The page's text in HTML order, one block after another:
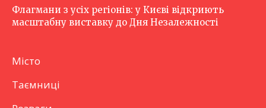
Флагмани з усіх регіонів: у Києві відкриють
масштабну виставку до Дня Незалежності
Місто
Таємниці